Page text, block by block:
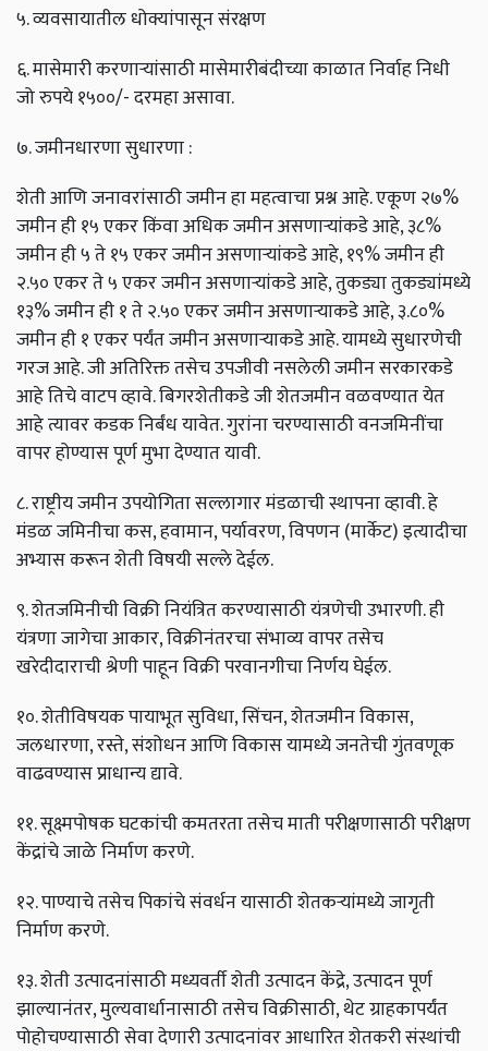
५. व्यवसायातील धोक्यांपासून संरक्षण
६. मासेमारी करणाऱ्यांसाठी मासेमारीबंदीच्या काळात निर्वाह निधी
जो रुपये १५००/- दरमहा असावा.
७. जमीनधारणा सुधारणा :
शेती आणि जनावरांसाठी जमीन हा महत्वाचा प्रश्न आहे. एकूण २७%
जमीन ही १५ एकर किंवा अधिक जमीन असणाऱ्यांकडे आहे, ३८%
जमीन ही ५ ते १५ एकर जमीन असणाऱ्यांकडे आहे, १९% जमीन ही
२.५० एकर ते ५ एकर जमीन असणाऱ्यांकडे आहे, तुकड्या तुकड्यांमध्ये
१३% जमीन ही १ ते २.५० एकर जमीन असणाऱ्याकडे आहे, ३.८०%
जमीन ही १ एकर पर्यंत जमीन असणाऱ्याकडे आहे. यामध्ये सुधारणेची
गरज आहे. जी अतिरिक्त तसेच उपजीवी नसलेली जमीन सरकारकडे
आहे तिचे वाटप व्हावे. बिगरशेतीकडे जी शेतजमीन वळवण्यात येत
आहे त्यावर कडक निर्बंध यावेत. गुरांना चरण्यासाठी वनजमिनींचा
वापर होण्यास पूर्ण मुभा देण्यात यावी.
८. राष्ट्रीय जमीन उपयोगिता सल्लागार मंडळाची स्थापना व्हावी. हे
मंडळ जमिनीचा कस, हवामान, पर्यावरण, विपणन (मार्केट) इत्यादीचा
अभ्यास करून शेती विषयी सल्ले देईल.
९. शेतजमिनीची विक्री नियंत्रित करण्यासाठी यंत्रणेची उभारणी. ही
यंत्रणा जागेचा आकार, विक्रीनंतरचा संभाव्य वापर तसेच
खरेदीदाराची श्रेणी पाहून विक्री परवानगीचा निर्णय घेईल.
१०. शेतीविषयक पायाभूत सुविधा, सिंचन, शेतजमीन विकास,
जलधारणा, रस्ते, संशोधन आणि विकास यामध्ये जनतेची गुंतवणूक
वाढवण्यास प्राधान्य द्यावे.
११. सूक्ष्मपोषक घटकांची कमतरता तसेच माती परीक्षणासाठी परीक्षण
केंद्रांचे जाळे निर्माण करणे.
१२. पाण्याचे तसेच पिकांचे संवर्धन यासाठी शेतकऱ्यांमध्ये जागृती
निर्माण करणे.
१३. शेती उत्पादनांसाठी मध्यवर्ती शेती उत्पादन केंद्रे, उत्पादन पूर्ण
झाल्यानंतर, मुल्यवार्धानासाठी तसेच विक्रीसाठी, थेट ग्राहकापर्यंत
पोहोचण्यासाठी सेवा देणारी उत्पादनांवर आधारित शेतकरी संस्थांची